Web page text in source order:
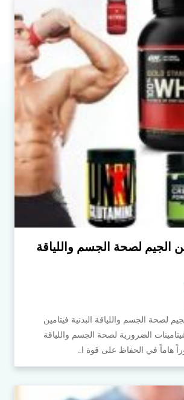
الجيم لصحة الجسم واللياقة
لصحة الجسم واللياقة البدنية فيتامين
الضرورية لصحة الجسم واللياقة
هاماً في الحفاظ على قوة ا…